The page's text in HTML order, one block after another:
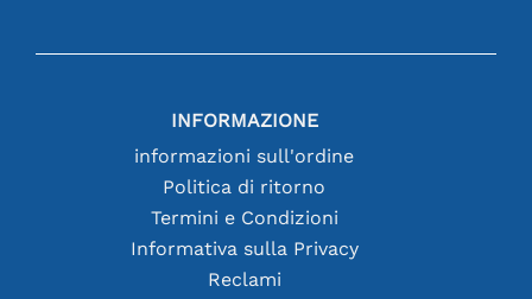
INFORMAZIONE
informazioni sull'ordine
Politica di ritorno
Termini e Condizioni
Informativa sulla Privacy
Reclami